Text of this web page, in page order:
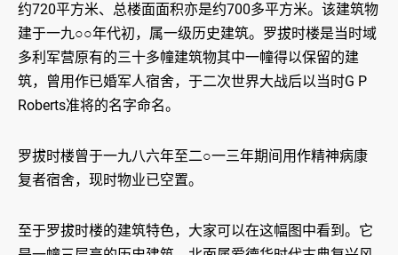
约720平方米、总楼面面积亦是约700多平方米。该建筑物
建于一九○○年代初，属一级历史建筑。罗拔时楼是当时域
多利军营原有的三十多幢建筑物其中一幢得以保留的建
筑，曾用作已婚军人宿舍，于二次世界大战后以当时G P
Roberts准将的名字命名。
罗拔时楼曾于一九八六年至二○一三年期间用作精神病康
复者宿舍，现时物业已空置。
至于罗拔时楼的建筑特色，大家可以在这幅图中看到。它